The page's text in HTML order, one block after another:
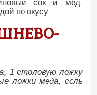
сок и мед.
по вкусу.
1 столовую ложку
ложки меда, соль